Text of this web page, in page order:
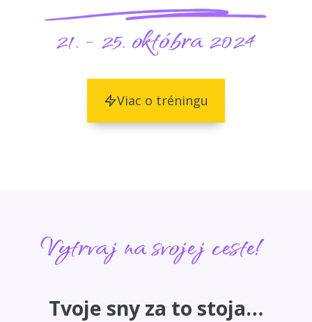
21. - 25. októbra 2024
Viac o tréningu
Vytrvaj na svojej ceste!
Tvoje sny za to stoja…